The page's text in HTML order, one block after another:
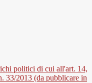
politici di cui all'art. 14,
33/2013 (da pubblicare in